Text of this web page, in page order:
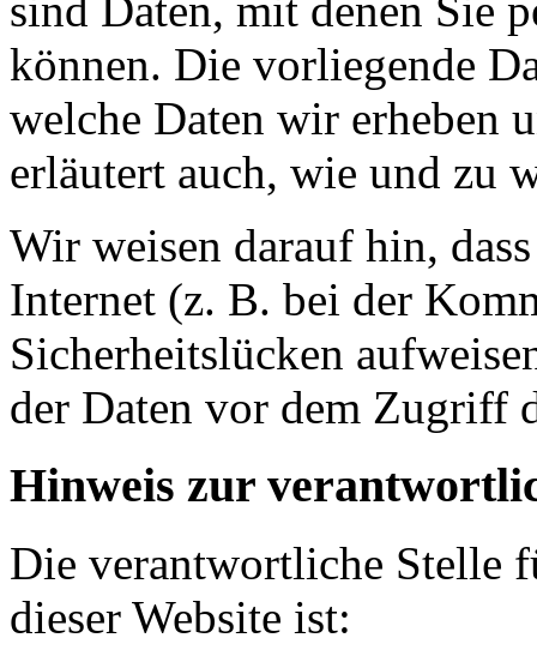
können. Die vorliegende
welche Daten wir erheben
erläutert auch, wie und zu
Wir weisen darauf hin,
Internet (z. B. bei der
Sicherheitslücken
der Daten vor dem Zugriff
Hinweis zur
Die verantwortliche Stelle
dieser Website ist: